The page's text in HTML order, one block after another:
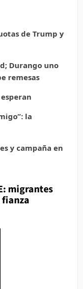
de Trump y
Durango uno
remesas
la
y campaña en
migrantes